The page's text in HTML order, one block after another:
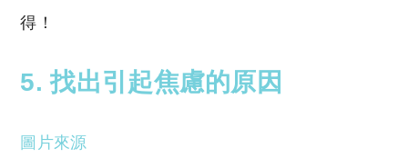
得！
5. 找出引起焦慮的原因
圖片來源